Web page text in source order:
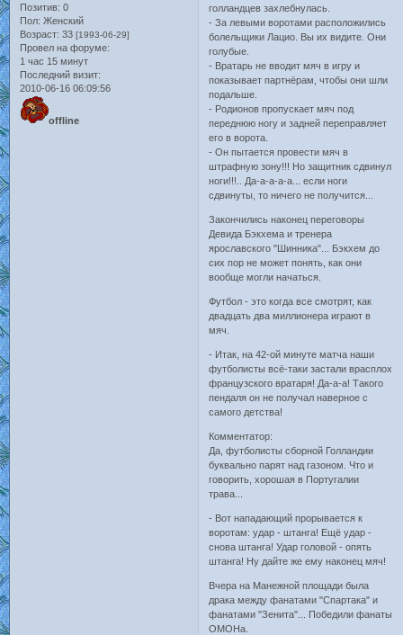
Позитив: 0
Пол: Женский
Возраст: 33 [1993-06-29]
Провел на форуме:
1 час 15 минут
Последний визит:
2010-06-16 06:09:56
offline
голландцев захлебнулась.
- За левыми воротами расположились
болельщики Лацио. Вы их видите. Они
голубые.
- Вратарь не вводит мяч в игру и
показывает партнёрам, чтобы они шли
подальше.
- Родионов пропускает мяч под
переднюю ногу и задней переправляет
его в ворота.
- Он пытается провести мяч в
штрафную зону!!! Но защитник сдвинул
ноги!!!.. Да-а-а-а-а... если ноги
сдвинуты, то ничего не получится...
Закончились наконец переговоры
Девида Бэкхема и тренера
ярославского "Шинника"... Бэкхем до
сих пор не может понять, как они
вообще могли начаться.
Футбол - это когда все смотрят, как
двадцать два миллионера играют в
мяч.
- Итак, на 42-ой минуте матча наши
футболисты всё-таки застали врасплох
французского вратаря! Да-а-а! Такого
пендаля он не получал наверное с
самого детства!
Комментатор:
Да, футболисты сборной Голландии
буквально парят над газоном. Что и
говорить, хорошая в Португалии
трава...
- Вот нападающий прорывается к
воротам: удар - штанга! Ещё удар -
снова штанга! Удар головой - опять
штанга! Ну дайте же ему наконец мяч!
Вчера на Манежной площади была
драка между фанатами "Спартака" и
фанатами "Зенита"... Победили фанаты
ОМОНа.